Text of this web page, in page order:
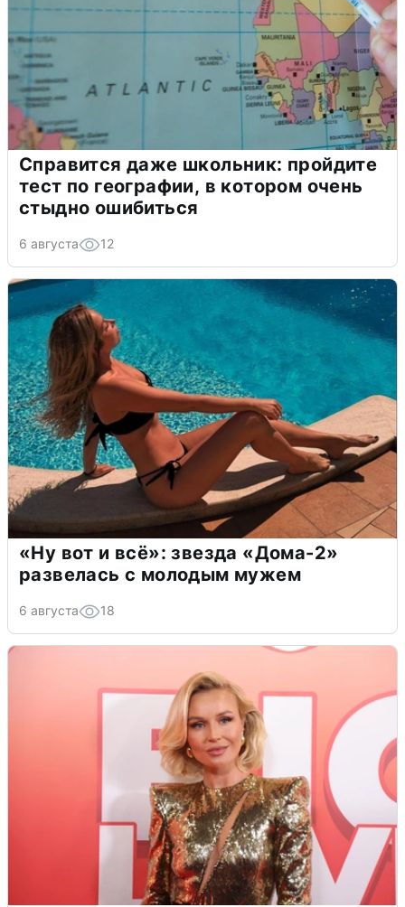
Справится даже школьник: пройдите
тест по географии, в котором очень
стыдно ошибиться
6 августа 12
«Ну вот и всё»: звезда «Дома-2»
развелась с молодым мужем
6 августа 18